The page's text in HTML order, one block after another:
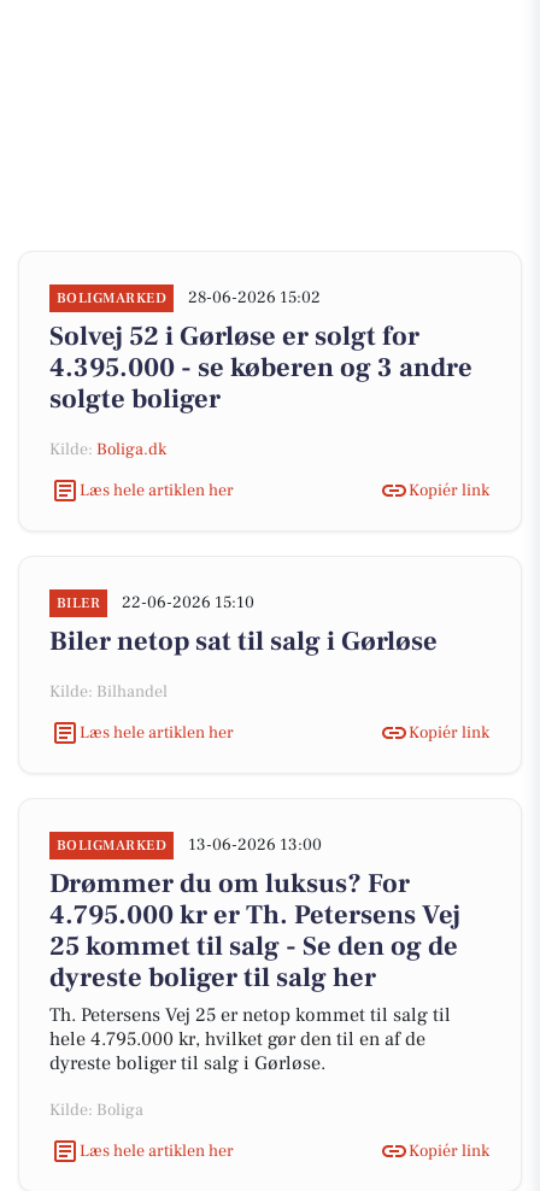
BOLIGMARKED 28-06-2026 15:02
Solvej 52 i Gørløse er solgt for
4.395.000 - se køberen og 3 andre
solgte boliger
Kilde: Boliga.dk
Læs hele artiklen her
Kopiér link
BILER 22-06-2026 15:10
Biler netop sat til salg i Gørløse
Kilde: Bilhandel
Læs hele artiklen her
Kopiér link
BOLIGMARKED 13-06-2026 13:00
Drømmer du om luksus? For
4.795.000 kr er Th. Petersens Vej
25 kommet til salg - Se den og de
dyreste boliger til salg her
Th. Petersens Vej 25 er netop kommet til salg til
hele 4.795.000 kr, hvilket gør den til en af de
dyreste boliger til salg i Gørløse.
Kilde: Boliga
Læs hele artiklen her
Kopiér link